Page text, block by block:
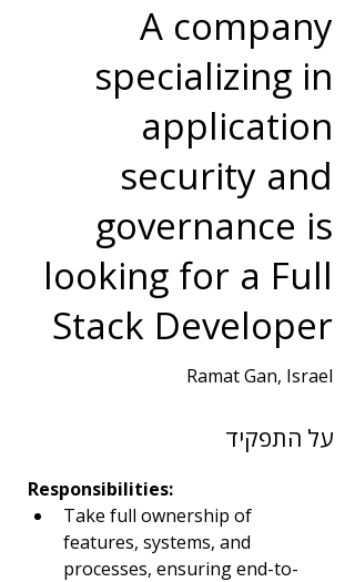
A company
specializing in
application
security and
governance is
looking for a Full
Stack Developer
Ramat Gan, Israel
2
על התפקיד
Responsibilities:
Take full ownership of
features, systems, and
processes, ensuring end-to-